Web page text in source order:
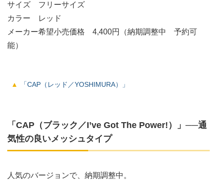
サイズ フリーサイズ
カラー レッド
メーカー希望小売価格 4,400円（納期調整中 予約可
能）
「CAP（レッド／YOSHIMURA）」
「CAP（ブラック／I’ve Got The Power!）」──通
気性の良いメッシュタイプ
人気のバージョンで、納期調整中。